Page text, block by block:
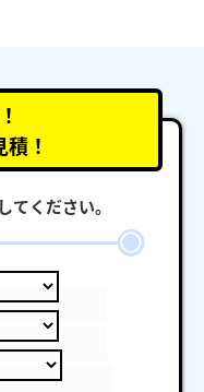
！
てください。